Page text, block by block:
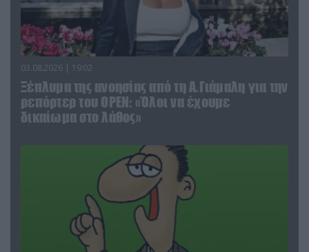
03.08.2026 | 19:02
Ξέπλυμα της ανοησίας από τη Α.Γιάμαλη για την
ρεπόρτερ του ΟΡΕΝ: «Όλοι να έχουμε
δικαίωμα στο λάθος»